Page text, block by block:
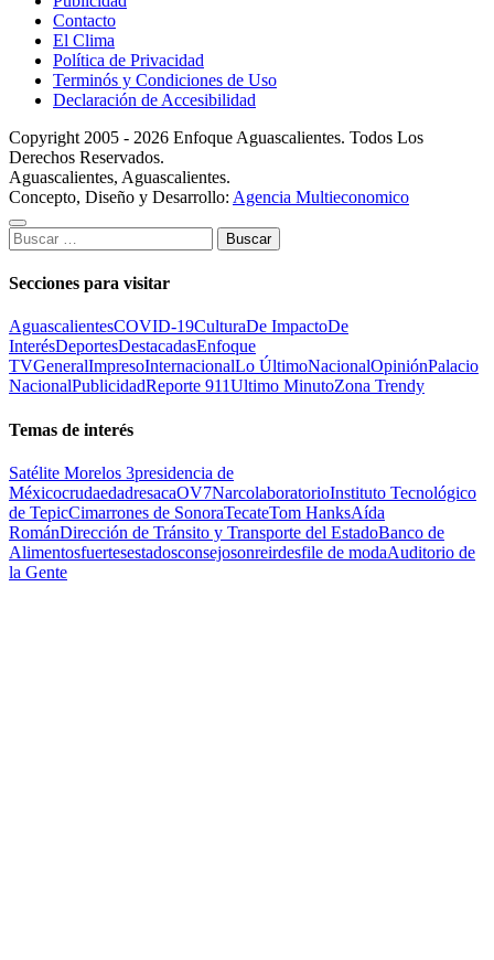
Contacto
El Clima
Política de Privacidad
Terminós y Condiciones de Uso
Declaración de Accesibilidad
Copyright 2005 - 2026 Enfoque Aguascalientes. Todos Los
Derechos Reservados.
Aguascalientes, Aguascalientes.
Concepto, Diseño y Desarrollo: Agencia Multieconomico
Buscar:
Secciones para visitar
AguascalientesCOVID-19CulturaDe ImpactoDe
InterésDeportesDestacadasEnfoque
TVGeneralImpresoInternacionalLo ÚltimoNacionalOpiniónPalacio
NacionalPublicidadReporte 911Ultimo MinutoZona Trendy
Temas de interés
Satélite Morelos 3presidencia de
MéxicocrudaedadresacaOV7NarcolaboratorioInstituto Tecnológico
de TepicCimarrones de SonoraTecateTom HanksAída
RománDirección de Tránsito y Transporte del EstadoBanco de
Alimentosfuertesestadosconsejosonreirdesfile de modaAuditorio de
la Gente